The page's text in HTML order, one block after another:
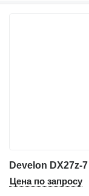
Develon DX27z-7
Цена по запросу